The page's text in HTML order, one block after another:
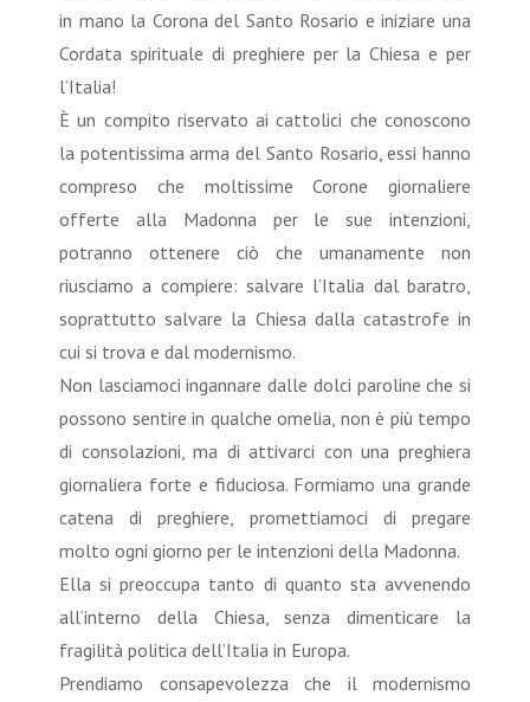
in mano la Corona del Santo Rosario e iniziare una
Cordata spirituale di preghiere per la Chiesa e per
l’Italia!
È un compito riservato ai cattolici che conoscono
la potentissima arma del Santo Rosario, essi hanno
compreso che moltissime Corone giornaliere
offerte alla Madonna per le sue intenzioni,
potranno ottenere ciò che umanamente non
riusciamo a compiere: salvare l’Italia dal baratro,
soprattutto salvare la Chiesa dalla catastrofe in
cui si trova e dal modernismo.
Non lasciamoci ingannare dalle dolci paroline che si
possono sentire in qualche omelia, non è più tempo
di consolazioni, ma di attivarci con una preghiera
giornaliera forte e fiduciosa. Formiamo una grande
catena di preghiere, promettiamoci di pregare
molto ogni giorno per le intenzioni della Madonna.
Ella si preoccupa tanto di quanto sta avvenendo
all’interno della Chiesa, senza dimenticare la
fragilità politica dell’Italia in Europa.
Prendiamo consapevolezza che il modernismo